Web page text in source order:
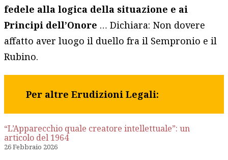
fedele alla logica della situazione e ai
Principi dell’Onore … Dichiara: Non dovere
affatto aver luogo il duello fra il Sempronio e il
Rubino.
Per altre Erudizioni Legali:
“L’Apparecchio quale creatore intellettuale”: un
articolo del 1964
26 Febbraio 2026